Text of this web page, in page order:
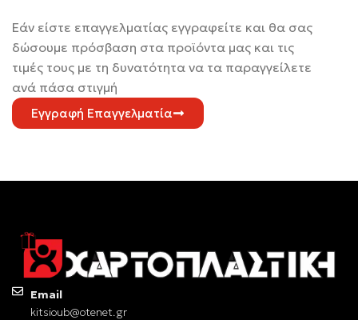
Εάν είστε επαγγελματίας εγγραφείτε και θα σας
δώσουμε πρόσβαση στα προϊόντα μας και τις
τιμές τους με τη δυνατότητα να τα παραγγείλετε
ανά πάσα στιγμή
Εγγραφή Επαγγελματία
Email
kitsioub@otenet.gr